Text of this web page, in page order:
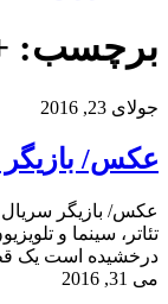
برچسب:
جولای 23, 2016
عکس/ بازیگر
عکس/ بازیگر سریال
تئاتر، سینما و
درخشیده است یک
می 31, 2016